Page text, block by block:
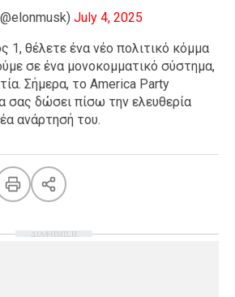
July 4, 2025
1, θέλετε ένα νέο πολιτικό κόμμα
σε ένα μονοκομματικό σύστημα,
Σήμερα, το America Party
σας δώσει πίσω την ελευθερία
ανάρτησή του.
ΔΙΑΦΗΜΙΣΗ